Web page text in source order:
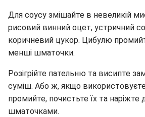
Для соусу змішайте в невеликій
рисовий винний оцет, устричний
коричневий цукор. Цибулю
менші шматочки.
Розігрійте пательню та висипте
суміш. Або ж, якщо використовуєте
промийте, почистьте їх та наріжте
шматочками.